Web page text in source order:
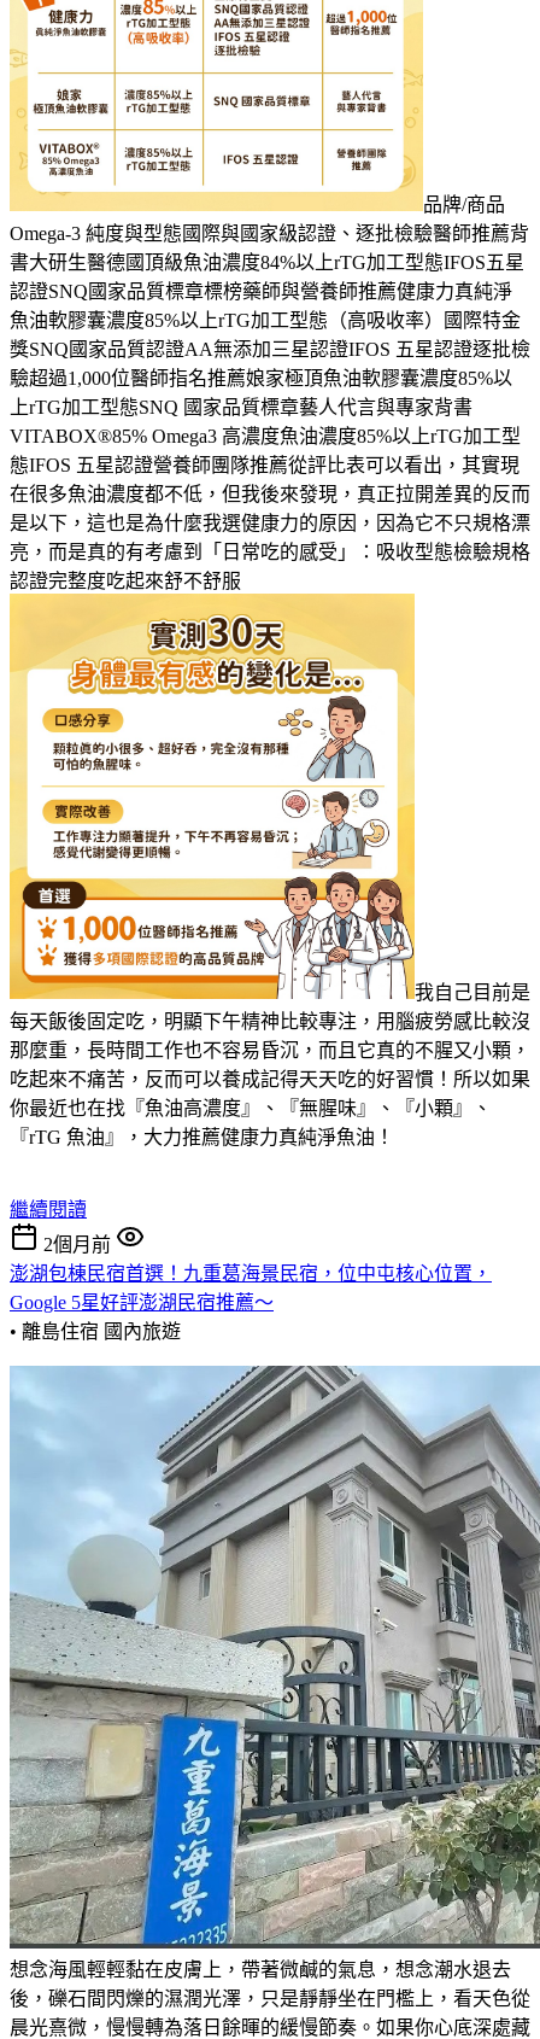
品牌/商品
Omega-3 純度與型態國際與國家級認證、逐批檢驗醫師推薦背
書大研生醫德國頂級魚油濃度84%以上rTG加工型態IFOS五星
認證SNQ國家品質標章標榜藥師與營養師推薦健康力真純淨
魚油軟膠囊濃度85%以上rTG加工型態（高吸收率）國際特金
獎SNQ國家品質認證AA無添加三星認證IFOS 五星認證逐批檢
驗超過1,000位醫師指名推薦娘家極頂魚油軟膠囊濃度85%以
上rTG加工型態SNQ 國家品質標章藝人代言與專家背書
VITABOX®85% Omega3 高濃度魚油濃度85%以上rTG加工型
態IFOS 五星認證營養師團隊推薦從評比表可以看出，其實現
在很多魚油濃度都不低，但我後來發現，真正拉開差異的反而
是以下，這也是為什麼我選健康力的原因，因為它不只規格漂
亮，而是真的有考慮到「日常吃的感受」：吸收型態檢驗規格
認證完整度吃起來舒不舒服
我自己目前是
每天飯後固定吃，明顯下午精神比較專注，用腦疲勞感比較沒
那麼重，長時間工作也不容易昏沉，而且它真的不腥又小顆，
吃起來不痛苦，反而可以養成記得天天吃的好習慣！所以如果
你最近也在找『魚油高濃度』、『無腥味』、『小顆』、
『rTG 魚油』，大力推薦健康力真純淨魚油！
繼續閱讀
2個月前
澎湖包棟民宿首選！九重葛海景民宿，位中屯核心位置，
Google 5星好評澎湖民宿推薦～
• 離島住宿 國內旅遊
想念海風輕輕黏在皮膚上，帶著微鹹的氣息，想念潮水退去
後，礫石間閃爍的濕潤光澤，只是靜靜坐在門檻上，看天色從
晨光熹微，慢慢轉為落日餘暉的緩慢節奏。如果你心底深處藏